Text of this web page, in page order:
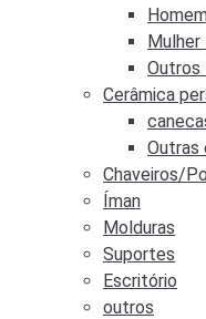
Mulher
Outros
Cerâmica
Outras
Chaveiros/
Íman
Molduras
Suportes
Escritório
outros